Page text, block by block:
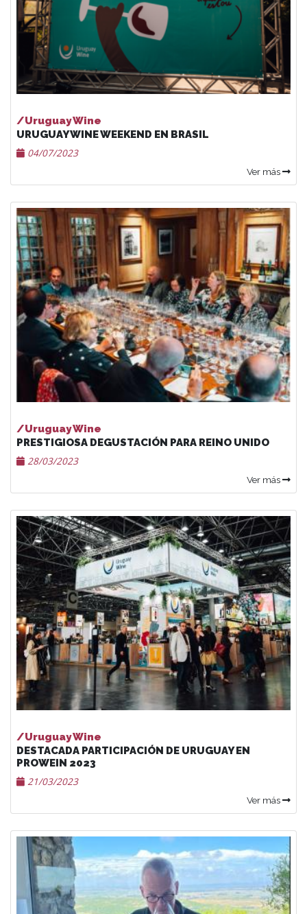
/Uruguay Wine
URUGUAY WINE WEEKEND EN BRASIL
04/07/2023
Ver más
/Uruguay Wine
PRESTIGIOSA DEGUSTACIÓN PARA REINO UNIDO
28/03/2023
Ver más
/Uruguay Wine
DESTACADA PARTICIPACIÓN DE URUGUAY EN
PROWEIN 2023
21/03/2023
Ver más